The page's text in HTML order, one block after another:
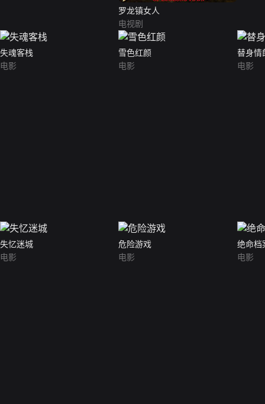
罗龙镇女人
电视剧
失魂客栈
电影
雪色红颜
电影
替身情
电影
失忆迷城
电影
危险游戏
电影
绝命档
电影